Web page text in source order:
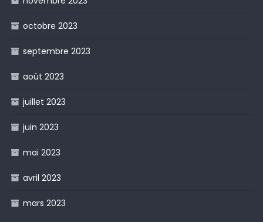
octobre 2023
septembre 2023
août 2023
juillet 2023
juin 2023
mai 2023
avril 2023
mars 2023